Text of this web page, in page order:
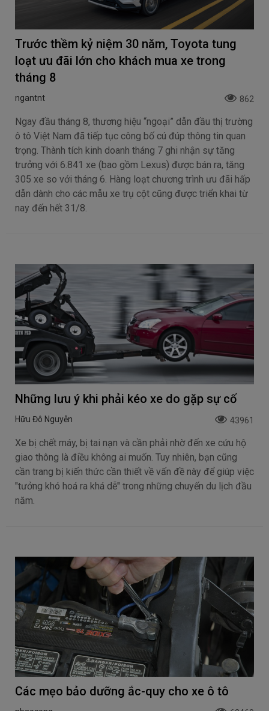
Trước thềm kỷ niệm 30 năm, Toyota tung
loạt ưu đãi lớn cho khách mua xe trong
tháng 8
ngantnt 862
Ngay đầu tháng 8, thương hiệu “ngoại” dẫn đầu thị trường
ô tô Việt Nam đã tiếp tục công bố cú đúp thông tin quan
trọng. Thành tích kinh doanh tháng 7 ghi nhận sự tăng
trưởng với 6.841 xe (bao gồm Lexus) được bán ra, tăng
305 xe so với tháng 6. Hàng loạt chương trình ưu đãi hấp
dẫn dành cho các mẫu xe trụ cột cũng được triển khai từ
nay đến hết 31/8.
Những lưu ý khi phải kéo xe do gặp sự cố
Hữu Đô Nguyễn 43961
Xe bị chết máy, bị tai nạn và cần phải nhờ đến xe cứu hộ
giao thông là điều không ai muốn. Tuy nhiên, bạn cũng
cần trang bị kiến thức cần thiết về vấn đề này để giúp việc
"tưởng khó hoá ra khá dễ" trong những chuyến du lịch đầu
năm.
Các mẹo bảo dưỡng ắc-quy cho xe ô tô